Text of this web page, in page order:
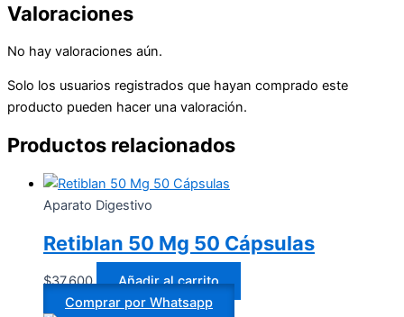
Valoraciones
No hay valoraciones aún.
Solo los usuarios registrados que hayan comprado este
producto pueden hacer una valoración.
Productos relacionados
Aparato Digestivo
Retiblan 50 Mg 50 Cápsulas
$37.600
Añadir al carrito
Comprar por Whatsapp